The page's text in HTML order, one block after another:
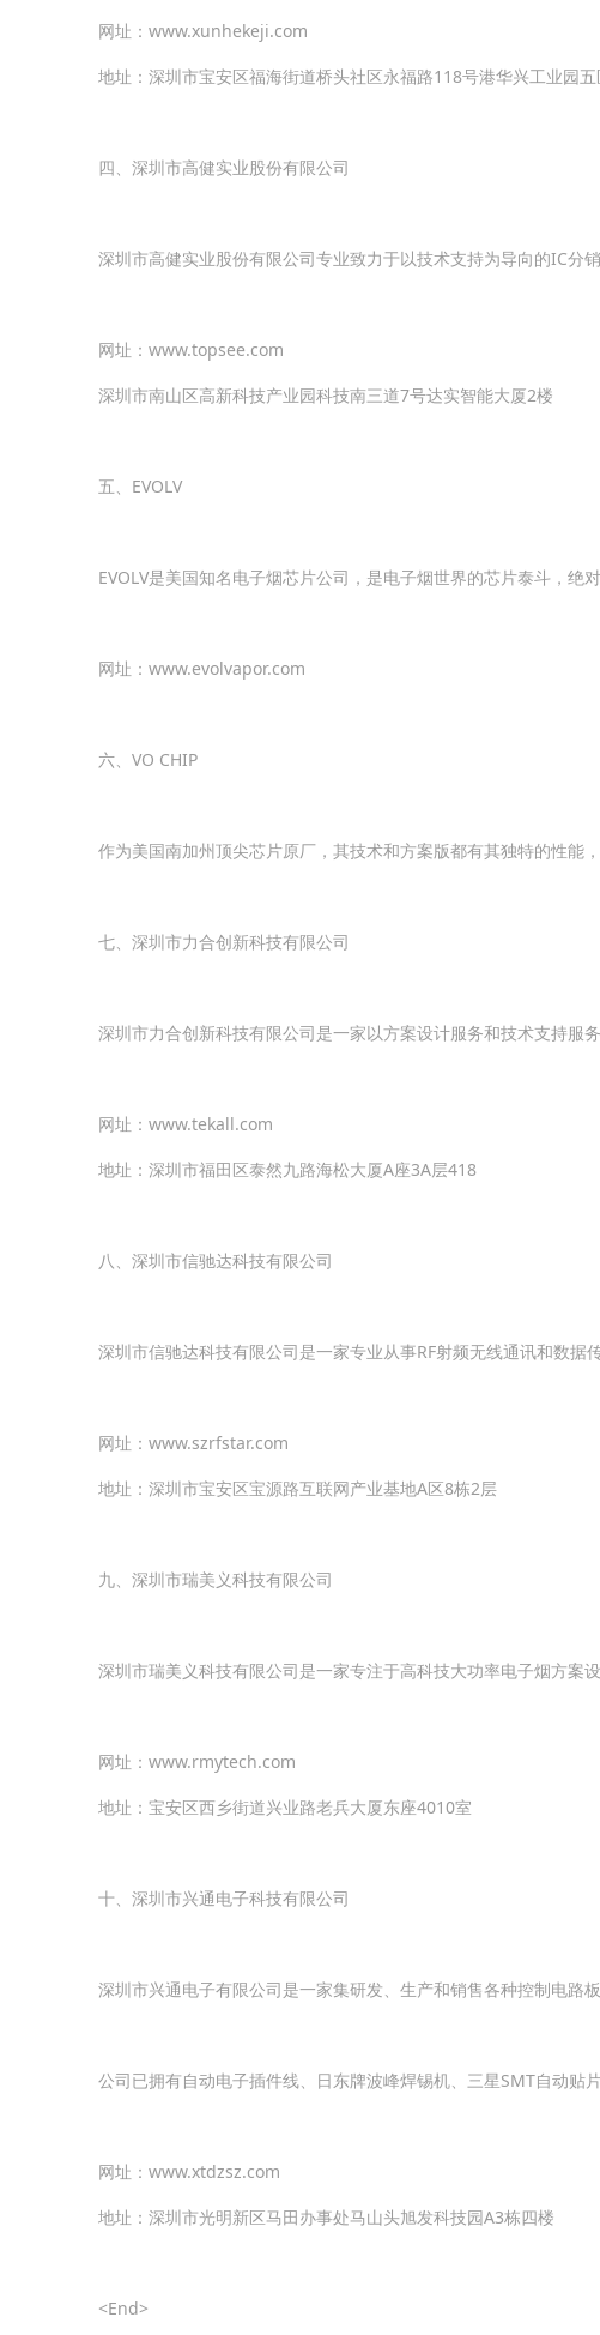
网址：www.xunhekeji.com
地址：深圳市宝安区福海街道桥头社区永福路118号港华兴工业园
四、深圳市高健实业股份有限公司
深圳市高健实业股份有限公司专业致力于以技术支持为导向的IC分
网址：www.topsee.com
深圳市南山区高新科技产业园科技南三道7号达实智能大厦2楼
五、EVOLV
EVOLV是美国知名电子烟芯片公司，是电子烟世界的芯片泰斗，
网址：www.evolvapor.com
六、VO CHIP
作为美国南加州顶尖芯片原厂，其技术和方案版都有其独特的性
七、深圳市力合创新科技有限公司
深圳市力合创新科技有限公司是一家以方案设计服务和技术支持服
网址：www.tekall.com
地址：深圳市福田区泰然九路海松大厦A座3A层418
八、深圳市信驰达科技有限公司
深圳市信驰达科技有限公司是一家专业从事RF射频无线通讯和数
网址：www.szrfstar.com
地址：深圳市宝安区宝源路互联网产业基地A区8栋2层
九、深圳市瑞美义科技有限公司
深圳市瑞美义科技有限公司是一家专注于高科技大功率电子烟方
网址：www.rmytech.com
地址：宝安区西乡街道兴业路老兵大厦东座4010室
十、深圳市兴通电子科技有限公司
深圳市兴通电子有限公司是一家集研发、生产和销售各种控制电路
公司已拥有自动电子插件线、日东牌波峰焊锡机、三星SMT自动贴
网址：www.xtdzsz.com
地址：深圳市光明新区马田办事处马山头旭发科技园A3栋四楼
<End>